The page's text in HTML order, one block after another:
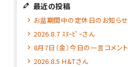
最近の投稿
お盆期間中の定休日のお知らせ
2026.8.7 ｽﾇｰﾋﾟｰさん
8月7日（金）今日の一言コメント
2026.8.5 H&Tさん